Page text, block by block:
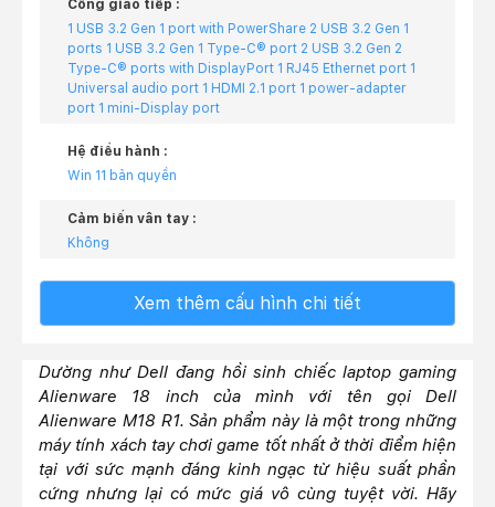
Cổng giao tiếp :
1 USB 3.2 Gen 1 port with PowerShare 2 USB 3.2 Gen 1
ports 1 USB 3.2 Gen 1 Type-C® port 2 USB 3.2 Gen 2
Type-C® ports with DisplayPort 1 RJ45 Ethernet port 1
Universal audio port 1 HDMI 2.1 port 1 power-adapter
port 1 mini-Display port
Hệ điều hành :
Win 11 bản quyền
Cảm biến vân tay :
Không
Xem thêm cấu hình chi tiết
Dường như Dell đang hồi sinh chiếc laptop gaming
Alienware 18 inch của mình với tên gọi Dell
Alienware M18 R1. Sản phẩm này là một trong những
máy tính xách tay chơi game tốt nhất ở thời điểm hiện
tại với sức mạnh đáng kinh ngạc từ hiệu suất phần
cứng nhưng lại có mức giá vô cùng tuyệt vời. Hãy